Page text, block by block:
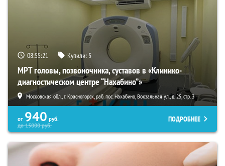
08:55:20 Купили: 5
МРТ головы, позвоночника, суставов в «Клинико-
диагностическом центре “Нахабино”»
Московская обл., г. Красногорск, раб. пос. Нахабино, Вокзальная ул., д. 25, стр. 3
от 940 руб.
до15000руб.
ПОДРОБНЕЕ